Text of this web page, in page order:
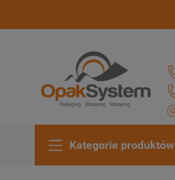
Kategorie produktów